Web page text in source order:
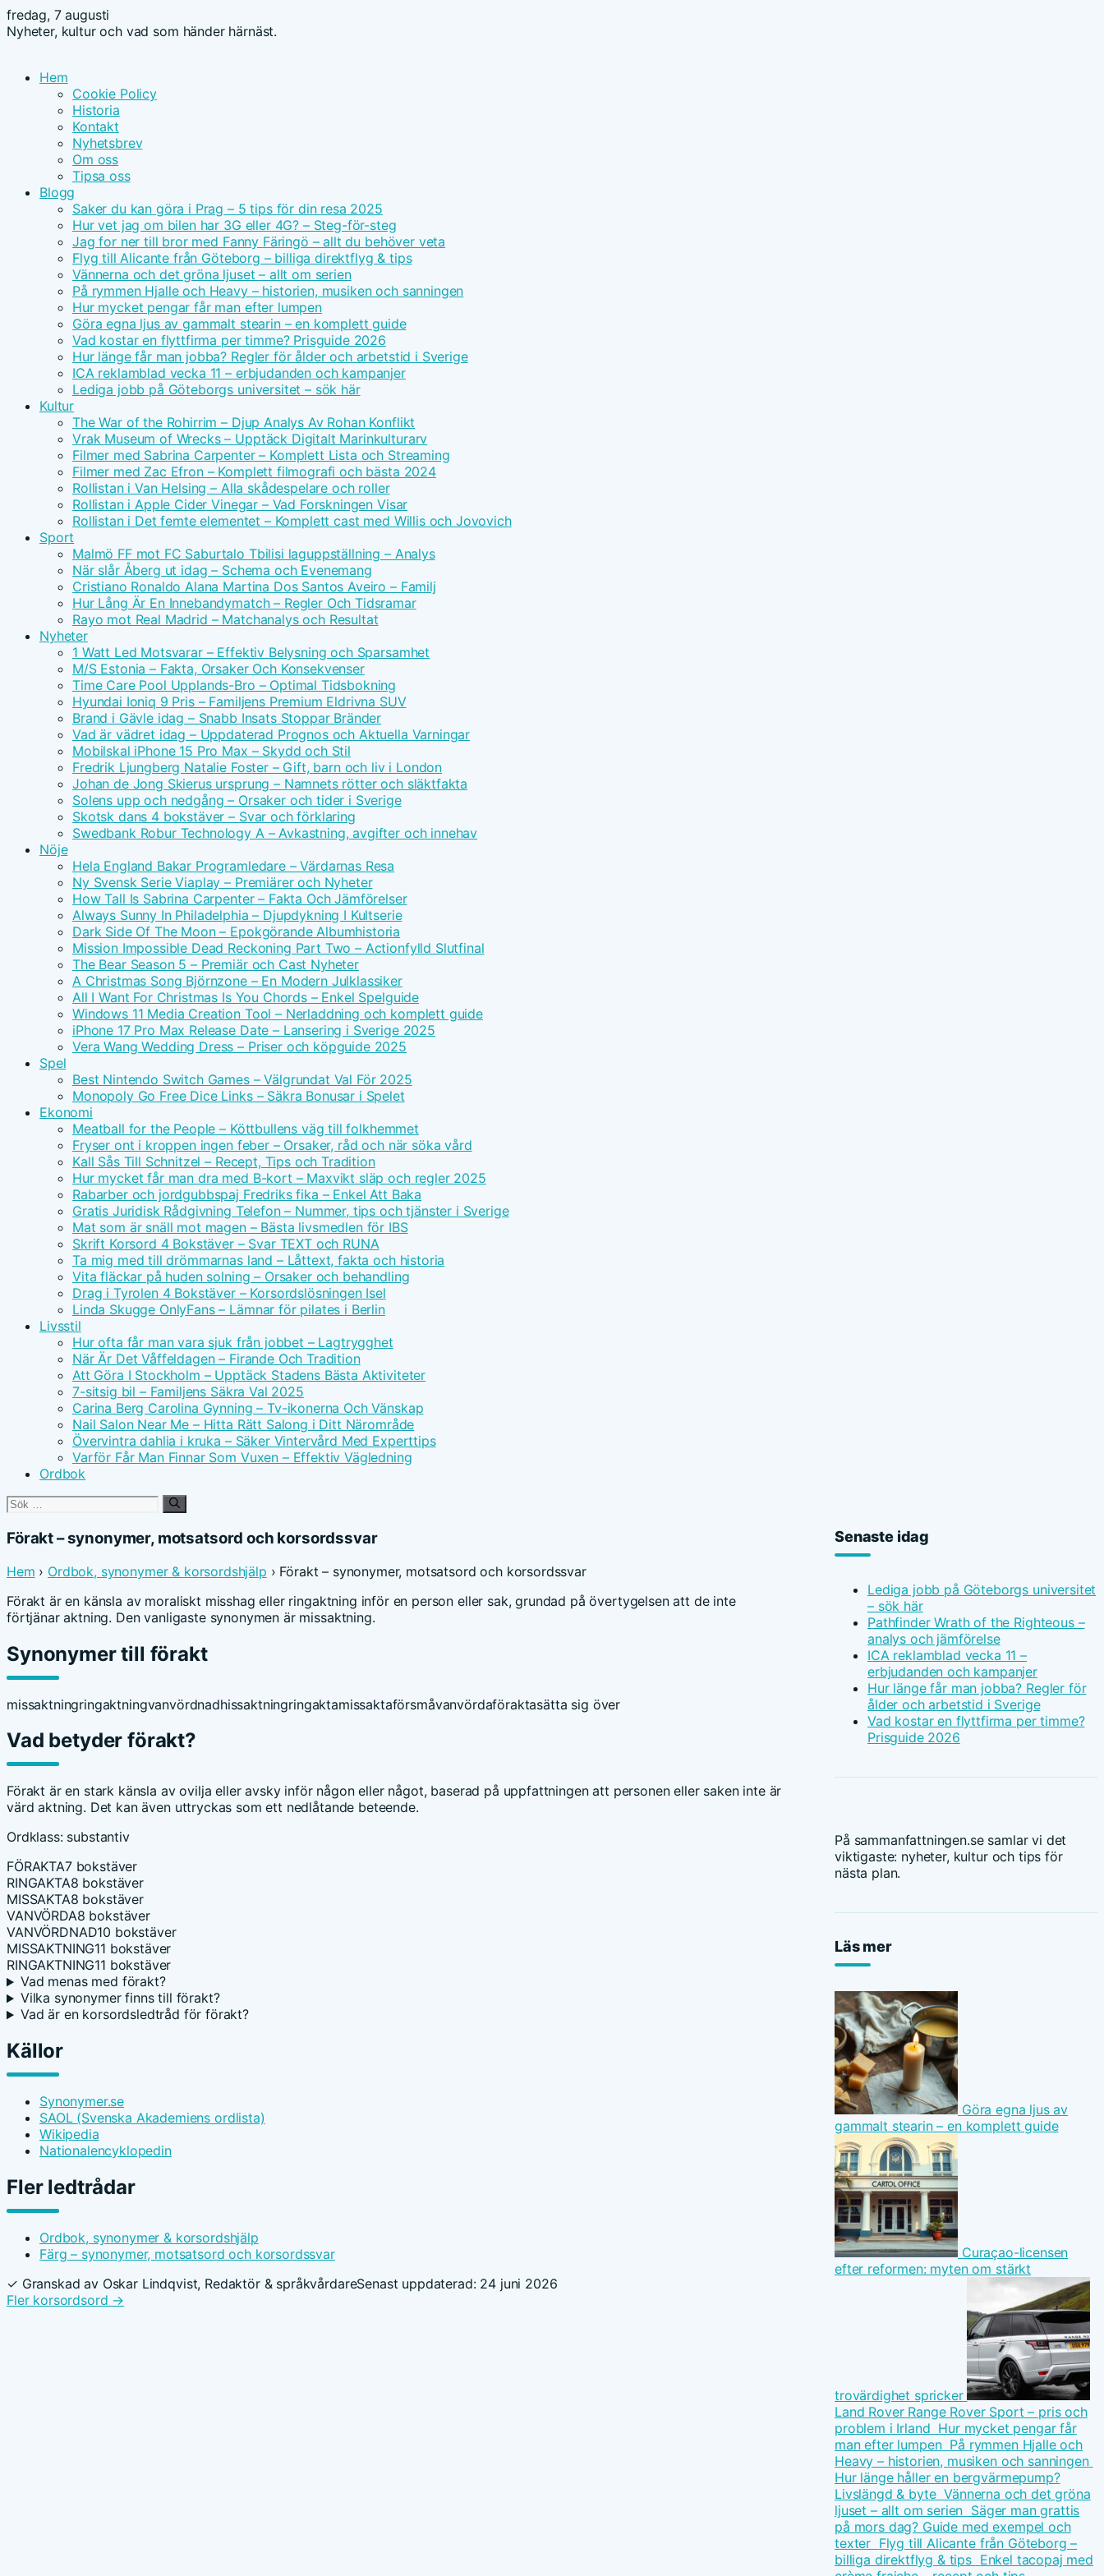
fredag, 7 augusti
Nyheter, kultur och vad som händer härnäst.
Hem
Cookie Policy
Historia
Kontakt
Nyhetsbrev
Om oss
Tipsa oss
Blogg
Saker du kan göra i Prag – 5 tips för din resa 2025
Hur vet jag om bilen har 3G eller 4G? – Steg-för-steg
Jag for ner till bror med Fanny Färingö – allt du behöver veta
Flyg till Alicante från Göteborg – billiga direktflyg & tips
Vännerna och det gröna ljuset – allt om serien
På rymmen Hjalle och Heavy – historien, musiken och sanningen
Hur mycket pengar får man efter lumpen
Göra egna ljus av gammalt stearin – en komplett guide
Vad kostar en flyttfirma per timme? Prisguide 2026
Hur länge får man jobba? Regler för ålder och arbetstid i Sverige
ICA reklamblad vecka 11 – erbjudanden och kampanjer
Lediga jobb på Göteborgs universitet – sök här
Kultur
The War of the Rohirrim – Djup Analys Av Rohan Konflikt
Vrak Museum of Wrecks – Upptäck Digitalt Marinkulturarv
Filmer med Sabrina Carpenter – Komplett Lista och Streaming
Filmer med Zac Efron – Komplett filmografi och bästa 2024
Rollistan i Van Helsing – Alla skådespelare och roller
Rollistan i Apple Cider Vinegar – Vad Forskningen Visar
Rollistan i Det femte elementet – Komplett cast med Willis och Jovovich
Sport
Malmö FF mot FC Saburtalo Tbilisi laguppställning – Analys
När slår Åberg ut idag – Schema och Evenemang
Cristiano Ronaldo Alana Martina Dos Santos Aveiro – Familj
Hur Lång Är En Innebandymatch – Regler Och Tidsramar
Rayo mot Real Madrid – Matchanalys och Resultat
Nyheter
1 Watt Led Motsvarar – Effektiv Belysning och Sparsamhet
M/S Estonia – Fakta, Orsaker Och Konsekvenser
Time Care Pool Upplands-Bro – Optimal Tidsbokning
Hyundai Ioniq 9 Pris – Familjens Premium Eldrivna SUV
Brand i Gävle idag – Snabb Insats Stoppar Bränder
Vad är vädret idag – Uppdaterad Prognos och Aktuella Varningar
Mobilskal iPhone 15 Pro Max – Skydd och Stil
Fredrik Ljungberg Natalie Foster – Gift, barn och liv i London
Johan de Jong Skierus ursprung – Namnets rötter och släktfakta
Solens upp och nedgång – Orsaker och tider i Sverige
Skotsk dans 4 bokstäver – Svar och förklaring
Swedbank Robur Technology A – Avkastning, avgifter och innehav
Nöje
Hela England Bakar Programledare – Värdarnas Resa
Ny Svensk Serie Viaplay – Premiärer och Nyheter
How Tall Is Sabrina Carpenter – Fakta Och Jämförelser
Always Sunny In Philadelphia – Djupdykning I Kultserie
Dark Side Of The Moon – Epokgörande Albumhistoria
Mission Impossible Dead Reckoning Part Two – Actionfylld Slutfinal
The Bear Season 5 – Premiär och Cast Nyheter
A Christmas Song Björnzone – En Modern Julklassiker
All I Want For Christmas Is You Chords – Enkel Spelguide
Windows 11 Media Creation Tool – Nerladdning och komplett guide
iPhone 17 Pro Max Release Date – Lansering i Sverige 2025
Vera Wang Wedding Dress – Priser och köpguide 2025
Spel
Best Nintendo Switch Games – Välgrundat Val För 2025
Monopoly Go Free Dice Links – Säkra Bonusar i Spelet
Ekonomi
Meatball for the People – Köttbullens väg till folkhemmet
Fryser ont i kroppen ingen feber – Orsaker, råd och när söka vård
Kall Sås Till Schnitzel – Recept, Tips och Tradition
Hur mycket får man dra med B-kort – Maxvikt släp och regler 2025
Rabarber och jordgubbspaj Fredriks fika – Enkel Att Baka
Gratis Juridisk Rådgivning Telefon – Nummer, tips och tjänster i Sverige
Mat som är snäll mot magen – Bästa livsmedlen för IBS
Skrift Korsord 4 Bokstäver – Svar TEXT och RUNA
Ta mig med till drömmarnas land – Låttext, fakta och historia
Vita fläckar på huden solning – Orsaker och behandling
Drag i Tyrolen 4 Bokstäver – Korsordslösningen Isel
Linda Skugge OnlyFans – Lämnar för pilates i Berlin
Livsstil
Hur ofta får man vara sjuk från jobbet – Lagtrygghet
När Är Det Våffeldagen – Firande Och Tradition
Att Göra I Stockholm – Upptäck Stadens Bästa Aktiviteter
7-sitsig bil – Familjens Säkra Val 2025
Carina Berg Carolina Gynning – Tv-ikonerna Och Vänskap
Nail Salon Near Me – Hitta Rätt Salong i Ditt Närområde
Övervintra dahlia i kruka – Säker Vintervård Med Experttips
Varför Får Man Finnar Som Vuxen – Effektiv Vägledning
Ordbok
Sök
Förakt – synonymer, motsatsord och korsordssvar
Hem › Ordbok, synonymer & korsordshjälp › Förakt – synonymer, motsatsord och korsordssvar
Förakt är en känsla av moraliskt misshag eller ringaktning inför en person eller sak, grundad på övertygelsen att de inte
förtjänar aktning. Den vanligaste synonymen är missaktning.
Synonymer till förakt
missaktningringaktningvanvördnadhissaktningringaktamissaktaförsmåvanvördaföraktasätta sig över
Vad betyder förakt?
Förakt är en stark känsla av ovilja eller avsky inför någon eller något, baserad på uppfattningen att personen eller saken inte är
värd aktning. Det kan även uttryckas som ett nedlåtande beteende.
Ordklass: substantiv
FÖRAKTA7 bokstäver
RINGAKTA8 bokstäver
MISSAKTA8 bokstäver
VANVÖRDA8 bokstäver
VANVÖRDNAD10 bokstäver
MISSAKTNING11 bokstäver
RINGAKTNING11 bokstäver
Vad menas med förakt?
Vilka synonymer finns till förakt?
Vad är en korsordsledtråd för förakt?
Källor
Synonymer.se
SAOL (Svenska Akademiens ordlista)
Wikipedia
Nationalencyklopedin
Fler ledtrådar
Ordbok, synonymer & korsordshjälp
Färg – synonymer, motsatsord och korsordssvar
✓ Granskad av Oskar Lindqvist, Redaktör & språkvårdareSenast uppdaterad: 24 juni 2026
Fler korsordsord →
Senaste idag
Lediga jobb på Göteborgs universitet
– sök här
Pathfinder Wrath of the Righteous –
analys och jämförelse
ICA reklamblad vecka 11 –
erbjudanden och kampanjer
Hur länge får man jobba? Regler för
ålder och arbetstid i Sverige
Vad kostar en flyttfirma per timme?
Prisguide 2026
På sammanfattningen.se samlar vi det
viktigaste: nyheter, kultur och tips för
nästa plan.
Läs mer
Göra egna ljus av
gammalt stearin – en komplett guide
Curaçao-licensen
efter reformen: myten om stärkt
trovärdighet spricker
Land Rover Range Rover Sport – pris och
problem i Irland Hur mycket pengar får
man efter lumpen På rymmen Hjalle och
Heavy – historien, musiken och sanningen
Hur länge håller en bergvärmepump?
Livslängd & byte Vännerna och det gröna
ljuset – allt om serien Säger man grattis
på mors dag? Guide med exempel och
texter Flyg till Alicante från Göteborg –
billiga direktflyg & tips Enkel tacopaj med